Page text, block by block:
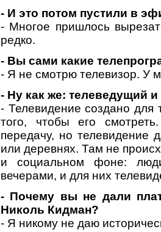
- И это потом пустили в
- Многое пришлось
редко.
- Вы сами какие
- Я не смотрю телевизор. У
- Ну как же: телеведущий и
- Телевидение создано для
того, чтобы его
передачу, но телевидение
или деревнях. Там не
и социальном фоне:
вечерами, и для них
- Почему вы не дали
Николь Кидман?
- Я никому не даю